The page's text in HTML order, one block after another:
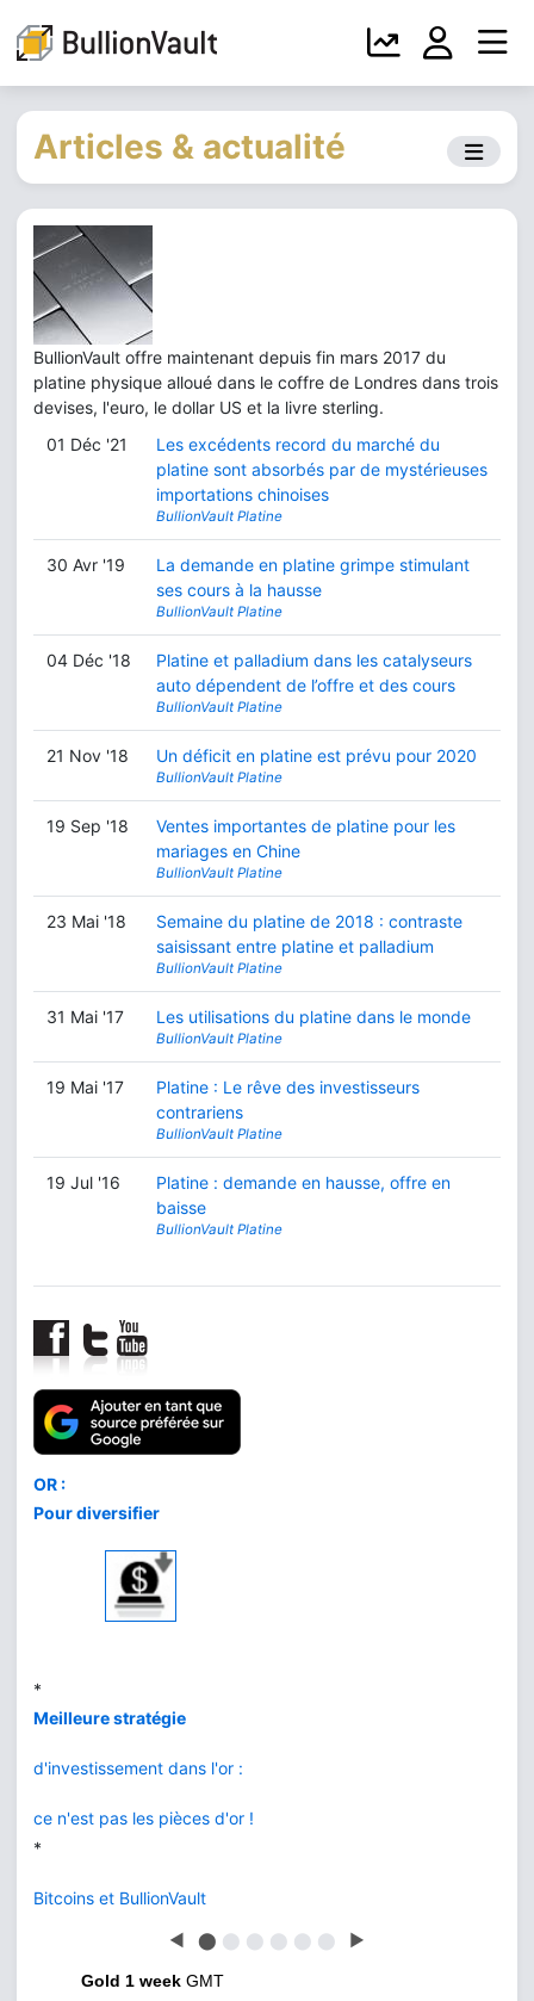
Articles & actualité
BullionVault offre maintenant depuis fin mars 2017 du
platine physique alloué dans le coffre de Londres dans trois
devises, l'euro, le dollar US et la livre sterling.
01 Déc '21
Les excédents record du marché du
platine sont absorbés par de mystérieuses
importations chinoises
BullionVault Platine
30 Avr '19
La demande en platine grimpe stimulant
ses cours à la hausse
BullionVault Platine
04 Déc '18
Platine et palladium dans les catalyseurs
auto dépendent de l’offre et des cours
BullionVault Platine
21 Nov '18 Un déficit en platine est prévu pour 2020
BullionVault Platine
19 Sep '18
Ventes importantes de platine pour les
mariages en Chine
BullionVault Platine
23 Mai '18
Semaine du platine de 2018 : contraste
saisissant entre platine et palladium
BullionVault Platine
31 Mai '17 Les utilisations du platine dans le monde
BullionVault Platine
19 Mai '17
Platine : Le rêve des investisseurs
contrariens
BullionVault Platine
19 Jul '16
Platine : demande en hausse, offre en
baisse
BullionVault Platine
Comment acheter
au meilleur prix
vs BullionVault
*
◀ ⬤ ⬤ ⬤ ⬤ ⬤ ⬤ ▶
Gold 1 week GMT